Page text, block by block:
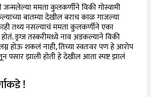
जन्मलेल्या ममता कुलकर्णीने विकी गोस्वामी
बातम्या देखील बराच काळ गाजल्या
तथ्य नसल्याचं ममता कुलकर्णीने एका
ड्रग्ज तस्करीमध्ये नाव अडकल्याने विकी
होऊ शकलं नाही, तिच्या स्वतःवर पण हे आरोप
पसार झाली होती हे देखील आता स्पष्ट झालं
!